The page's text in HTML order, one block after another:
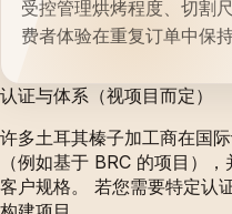
受控管理烘烤程度、切割
费者体验在重复订单中保持
认证与体系（视项目而定）
许多土耳其榛子加工商在国
（例如基于 BRC 的项目）
客户规格。 若您需要特定认